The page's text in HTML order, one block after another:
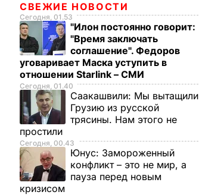
СВЕЖИЕ НОВОСТИ
Сегодня, 01.53
"Илон постоянно говорит:
"Время заключать
соглашение". Федоров
уговаривает Маска уступить в
отношении Starlink – СМИ
Сегодня, 01.40
Саакашвили: Мы вытащили
Грузию из русской
трясины. Нам этого не
простили
Сегодня, 00.43
Юнус: Замороженный
конфликт – это не мир, а
пауза перед новым
кризисом